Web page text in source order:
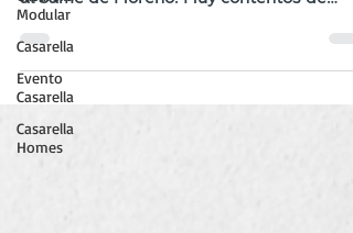
Modular
Casarella
Evento
Casarella
Casarella
Homes
ayudar en esta lucha contra el Co